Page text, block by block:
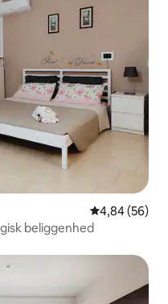
4,84 ud af 5 i
4,84 (56)
beliggenhed